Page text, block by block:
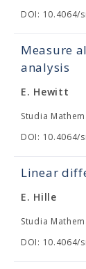
DOI: 10.4064/
Measure
analysis
E. Hewitt
Studia
DOI: 10.4064/
Linear
E. Hille
Studia
DOI: 10.4064/